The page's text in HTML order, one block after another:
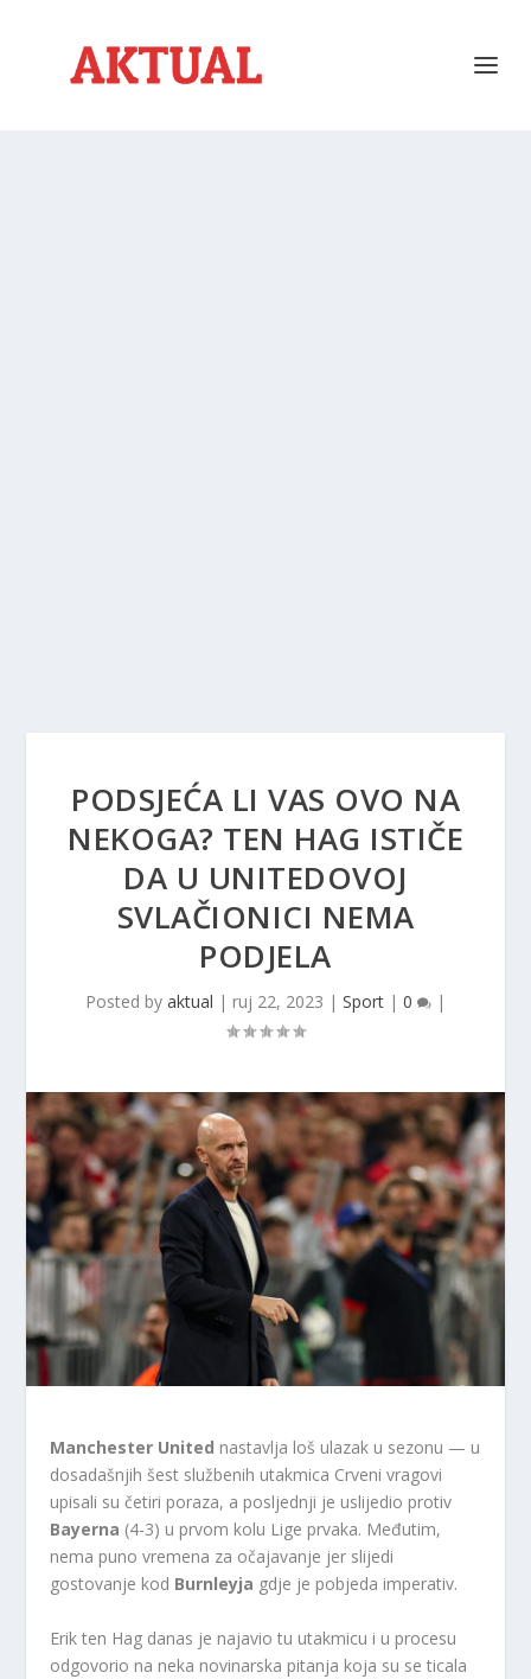
PODSJEĆA LI VAS OVO NA
NEKOGA? TEN HAG ISTIČE
DA U UNITEDOVOJ
SVLAČIONICI NEMA
PODJELA
Posted by aktual | ruj 22, 2023 | Sport | 0 |
Manchester United nastavlja loš ulazak u sezonu — u
dosadašnjih šest službenih utakmica Crveni vragovi
upisali su četiri poraza, a posljednji je uslijedio protiv
Bayerna (4-3) u prvom kolu Lige prvaka. Međutim,
nema puno vremena za očajavanje jer slijedi
gostovanje kod Burnleyja gdje je pobjeda imperativ.
Erik ten Hag danas je najavio tu utakmicu i u procesu
odgovorio na neka novinarska pitanja koja su se ticala